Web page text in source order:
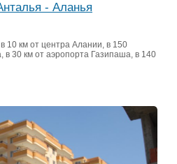
- Аланья
10 км от центра Алании, в 150
30 км от аэропорта Газипаша, в 140